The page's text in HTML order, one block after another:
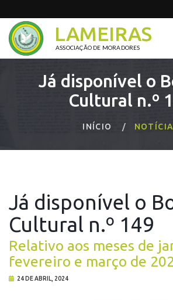
LAMEIRAS
ASSOCIAÇÃO DE MORADORES
Já disponível o
Cultural n.º
INÍCIO
Já disponível o
Cultural n.º 149
Relativo aos meses de
fevereiro e março de
24 DE ABRIL, 2024